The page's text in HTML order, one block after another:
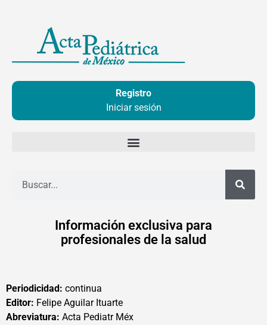
contenido
Registro
Iniciar sesión
Información exclusiva para
profesionales de la salud
Periodicidad: continua
Editor: Felipe Aguilar Ituarte
Abreviatura: Acta Pediatr Méx